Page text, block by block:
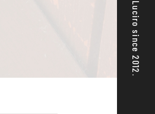
Luciro since 2012.